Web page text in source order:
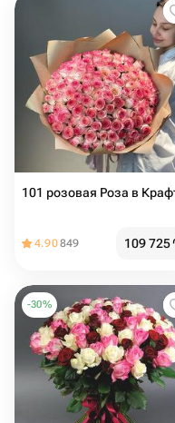
101 розовая Роза в
4.90849 109 725
-30%